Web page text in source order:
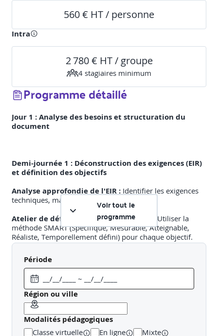
560 € HT / personne
Intra
2 780 € HT / groupe
4 stagiaires minimum
Programme détaillé
Jour 1 : Analyse des besoins et structuration du
document
Demi-journée 1 : Déconstruction des exigences (EIR)
et définition des objectifs
Analyse approfondie de l'EIR : Identifier les exigences
techniques, managériales et commerciales.
Atelier de définition des objectifs BIM :
Utiliser la
méthode SMART (Spécifique, Mesurable, Atteignable,
Réaliste, Temporellement défini) pour chaque objectif.
Sélection et priorisation des cas d'usages BIM
revue de projet, coordination 3D, planification 4D, etc.).
Identifier les "pain points" du projet
résoudre.
Atelier pratique :
doivent lister 5 objectifs BIM SMART (ex: "Réduire de 50%
le nombre de clashes durs >1cm entre la structure et les
Voir tout le
programme
Période
Région ou ville
Modalités pédagogiques
Classe virtuelle En ligne
Mixte